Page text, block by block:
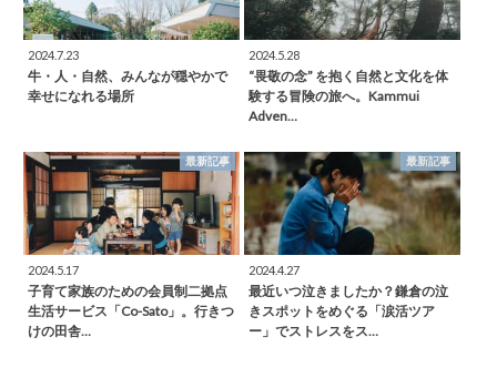
2024.7.23
牛・人・自然、みんなが穏やかで
幸せになれる場所
2024.5.28
“畏敬の念” を抱く自然と文化を体
験する冒険の旅へ。Kammui
Adven…
最新記事
2024.5.17
子育て家族のための会員制二拠点
生活サービス「Co-Sato」。行きつ
けの田舎…
最新記事
2024.4.27
最近いつ泣きましたか？鎌倉の泣
きスポットをめぐる「涙活ツア
ー」でストレスをス…